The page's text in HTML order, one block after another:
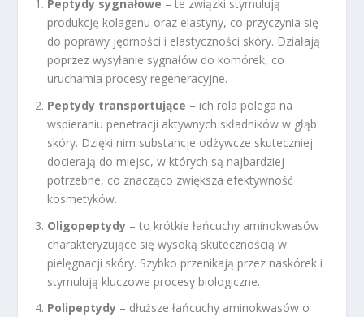
Peptydy sygnałowe – te związki stymulują
produkcję kolagenu oraz elastyny, co przyczynia się
do poprawy jędrności i elastyczności skóry. Działają
poprzez wysyłanie sygnałów do komórek, co
uruchamia procesy regeneracyjne.
Peptydy transportujące – ich rola polega na
wspieraniu penetracji aktywnych składników w głąb
skóry. Dzięki nim substancje odżywcze skuteczniej
docierają do miejsc, w których są najbardziej
potrzebne, co znacząco zwiększa efektywność
kosmetyków.
Oligopeptydy – to krótkie łańcuchy aminokwasów
charakteryzujące się wysoką skutecznością w
pielęgnacji skóry. Szybko przenikają przez naskórek i
stymulują kluczowe procesy biologiczne.
Polipeptydy – dłuższe łańcuchy aminokwasów o